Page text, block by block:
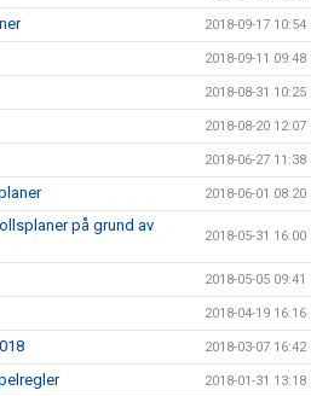
2018-09-17 10:54
2018-09-11 09:48
2018-08-31 10:25
2018-08-20 12:07
2018-06-27 11:38
2018-06-01 08:20
på grund av
2018-05-31 16:00
2018-05-05 09:41
2018-04-19 16:16
2018-03-07 16:42
2018-01-31 13:18